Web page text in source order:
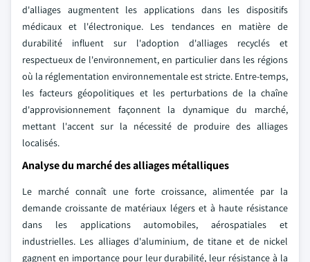
d'alliages augmentent les applications dans les dispositifs
médicaux et l'électronique. Les tendances en matière de
durabilité influent sur l'adoption d'alliages recyclés et
respectueux de l'environnement, en particulier dans les régions
où la réglementation environnementale est stricte. Entre-temps,
les facteurs géopolitiques et les perturbations de la chaîne
d'approvisionnement façonnent la dynamique du marché,
mettant l'accent sur la nécessité de produire des alliages
localisés.
Analyse du marché des alliages métalliques
Le marché connaît une forte croissance, alimentée par la
demande croissante de matériaux légers et à haute résistance
dans les applications automobiles, aérospatiales et
industrielles. Les alliages d'aluminium, de titane et de nickel
gagnent en importance pour leur durabilité, leur résistance à la